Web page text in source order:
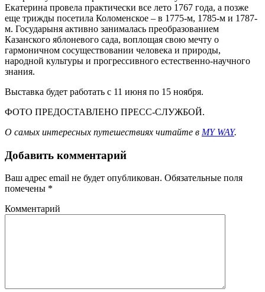
Екатерина провела практически все лето 1767 года, а позже
еще трижды посетила Коломенское – в 1775-м, 1785-м и 1787-
м. Государыня активно занималась преобразованием
Казанского яблоневого сада, воплощая свою мечту о
гармоничном сосуществовании человека и природы,
народной культуры и прогрессивного естественно-научного
знания.
Выставка будет работать с 11 июня по 15 ноября.
ФОТО ПРЕДОСТАВЛЕНО ПРЕСС-СЛУЖБОЙ.
О самых интересных путешествиях читайте в MY WAY.
Добавить комментарий
Ваш адрес email не будет опубликован. Обязательные поля
помечены *
Комментарий